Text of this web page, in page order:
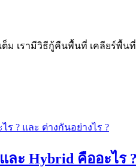
ต็ม เรามีวิธีกู้คืนพื้นที่ เคลียร์พื้น
ละ Hybrid คืออะไร